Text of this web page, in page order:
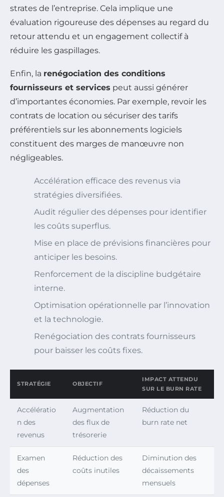
strates de l’entreprise. Cela implique une
évaluation rigoureuse des dépenses au regard du
retour attendu et un engagement collectif à
réduire les gaspillages.
Enfin, la renégociation des conditions
fournisseurs et services peut aussi générer
d’importantes économies. Par exemple, revoir les
contrats de location ou sécuriser des tarifs
préférentiels sur les abonnements logiciels
constituent des marges de manœuvre non
négligeables.
Accélération efficace des revenus via
stratégies diversifiées.
Audit régulier des dépenses pour identifier
les coûts superflus.
Mise en place de prévisions financières pour
anticiper les besoins.
Renforcement de la discipline budgétaire
interne.
Optimisation opérationnelle par l’innovation
et la technologie.
Renégociation des contrats fournisseurs
pour baisser les coûts fixes.
STRATÉGIE OBJECTIF
IMPACT ATTENDU
SUR LE BURN RATE
Accélératio
n des
revenus
Augmentation
des flux de
trésorerie
Réduction du
burn rate net
Examen
des
dépenses
Réduction des
coûts inutiles
Diminution des
décaissements
mensuels